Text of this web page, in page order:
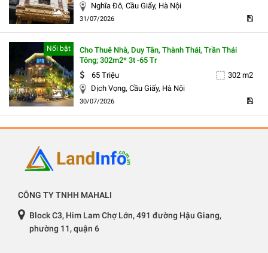
5
Nghĩa Đô, Cầu Giấy, Hà Nội
31/07/2026
5
Nổi bật
Cho Thuê Nhà, Duy Tân, Thành Thái, Trần Thái
Tông; 302m2* 3t -65 Tr
65 Triệu
302 m2
Dịch Vọng, Cầu Giấy, Hà Nội
30/07/2026
CÔNG TY TNHH MAHALI
Block C3, Him Lam Chợ Lớn, 491 đường Hậu Giang,
phường 11, quận 6